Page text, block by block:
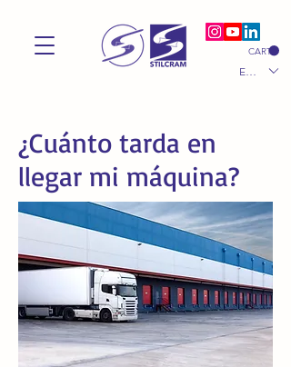
CART
EUR (€)
¿Cuánto tarda en
llegar mi máquina?